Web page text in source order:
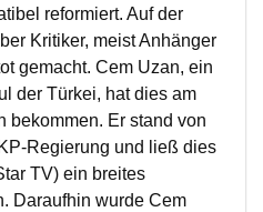
reformiert. Auf der
Kritiker, meist Anhänger
gemacht. Cem Uzan, ein
der Türkei, hat dies am
bekommen. Er stand von
Regierung und ließ dies
TV) ein breites
Daraufhin wurde Cem